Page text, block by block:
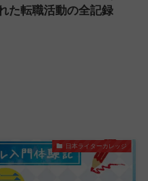
た転職活動の全記録
日本ライターカレッジ